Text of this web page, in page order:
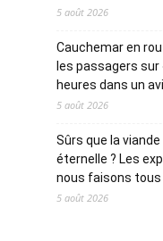
5 août 2026
Cauchemar en
les passagers sur
heures dans un
5 août 2026
Sûrs que la
éternelle ? Les
nous faisons tous
5 août 2026